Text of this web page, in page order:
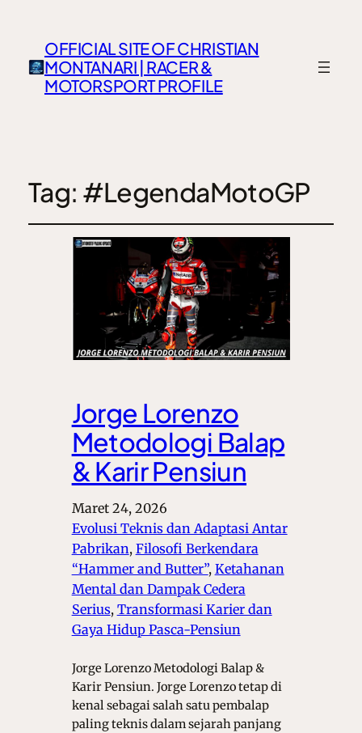
OFFICIAL SITE OF CHRISTIAN
MONTANARI | RACER &
MOTORSPORT PROFILE
Tag: #LegendaMotoGP
Jorge Lorenzo
Metodologi Balap
& Karir Pensiun
Maret 24, 2026
Evolusi Teknis dan Adaptasi Antar
Pabrikan, Filosofi Berkendara
“Hammer and Butter”, Ketahanan
Mental dan Dampak Cedera
Serius, Transformasi Karier dan
Gaya Hidup Pasca-Pensiun
Jorge Lorenzo Metodologi Balap &
Karir Pensiun. Jorge Lorenzo tetap di
kenal sebagai salah satu pembalap
paling teknis dalam sejarah panjang